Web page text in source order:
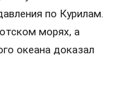
по Курилам.
морях, а
океана доказал